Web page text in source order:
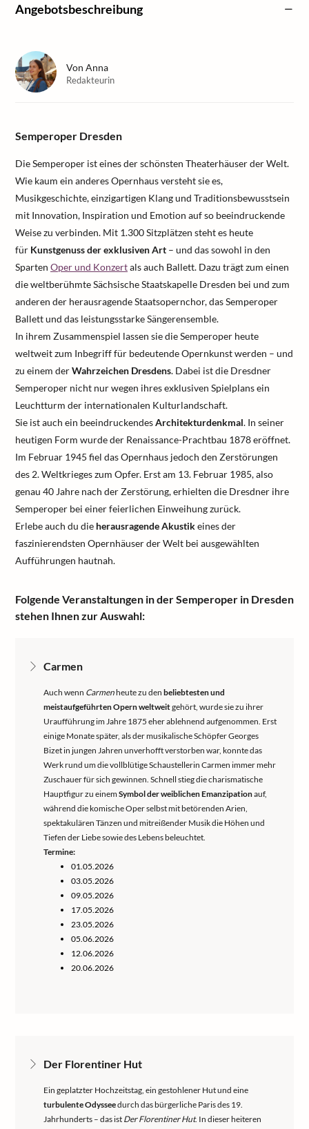
Angebotsbeschreibung
Semperoper Dresden
Die Semperoper ist eines der schönsten Theaterhäuser der Welt.
Wie kaum ein anderes Opernhaus versteht sie es,
Musikgeschichte, einzigartigen Klang und Traditionsbewusstsein
mit Innovation, Inspiration und Emotion auf so beeindruckende
Weise zu verbinden. Mit 1.300 Sitzplätzen steht es heute
für Kunstgenuss der exklusiven Art – und das sowohl in den
Sparten Oper und Konzertals auch Ballett. Dazu trägt zum einen
die weltberühmte Sächsische Staatskapelle Dresden bei und zum
anderen der herausragende Staatsopernchor, das Semperoper
Ballett und das leistungsstarke Sängerensemble.
In ihrem Zusammenspiel lassen sie die Semperoper heute
weltweit zum Inbegriff für bedeutende Opernkunst werden – und
zu einem derWahrzeichen Dresdens. Dabei ist die Dresdner
Semperoper nicht nur wegen ihres exklusiven Spielplans ein
Leuchtturm der internationalen Kulturlandschaft.
Sie ist auch ein beeindruckendesArchitekturdenkmal. In seiner
heutigen Form wurde der Renaissance-Prachtbau 1878 eröffnet.
Im Februar 1945 fiel das Opernhaus jedoch den Zerstörungen
des 2. Weltkrieges zum Opfer. Erst am 13. Februar 1985, also
genau 40 Jahre nach der Zerstörung, erhielten die Dresdner ihre
Semperoper bei einer feierlichen Einweihung zurück.
Erlebe auch du die herausragende Akustikeines der
faszinierendsten Opernhäuser der Welt bei ausgewählten
Aufführungen hautnah.
Folgende Veranstaltungen in der Semperoper in Dresden
stehen Ihnen zur Auswahl:
Carmen
Auch wenn Carmenheute zu den beliebtesten und
meistaufgeführten Opern weltweitgehört, wurde sie zu ihrer
Uraufführung im Jahre 1875 eher ablehnend aufgenommen. Erst
einige Monate später, als der musikalische Schöpfer Georges
Bizet in jungen Jahren unverhofft verstorben war, konnte das
Werk rund um die vollblütige Schaustellerin Carmen immer mehr
Zuschauer für sich gewinnen. Schnell stieg die charismatische
Hauptfigur zu einemSymbol der weiblichen Emanzipationauf,
während die komische Oper selbst mit betörenden Arien,
spektakulären Tänzen und mitreißender Musik die Höhen und
Tiefen der Liebe sowie des Lebens beleuchtet.
Termine:
01.05.2026
03.05.2026
09.05.2026
17.05.2026
23.05.2026
05.06.2026
12.06.2026
20.06.2026
Der Florentiner Hut
Ein geplatzter Hochzeitstag, ein gestohlener Hut und eine
turbulente Odysseedurch das bürgerliche Paris des 19.
Jahrhunderts – das ist Der Florentiner Hut. In dieser heiteren
Von Anna
Redakteurin